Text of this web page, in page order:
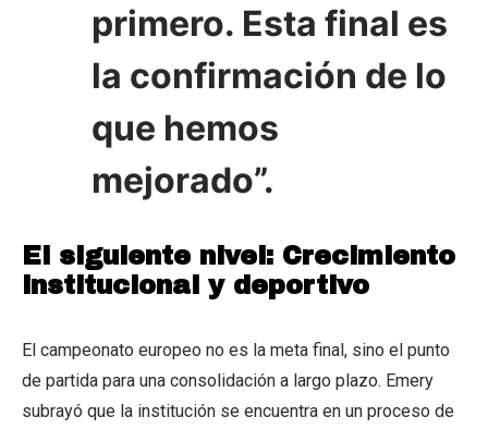
primero. Esta final es
la confirmación de lo
que hemos
mejorado”.
El siguiente nivel: Crecimiento
institucional y deportivo
El campeonato europeo no es la meta final, sino el punto
de partida para una consolidación a largo plazo. Emery
subrayó que la institución se encuentra en un proceso de